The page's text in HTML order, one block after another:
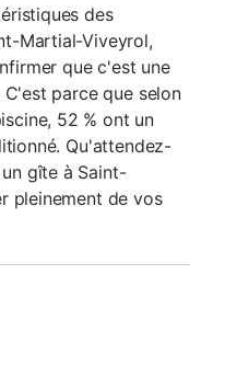
des
Martial-Viveyrol,
que c'est une
parce que selon
52 % ont un
Qu'attendez-
gîte à Saint-
pleinement de vos